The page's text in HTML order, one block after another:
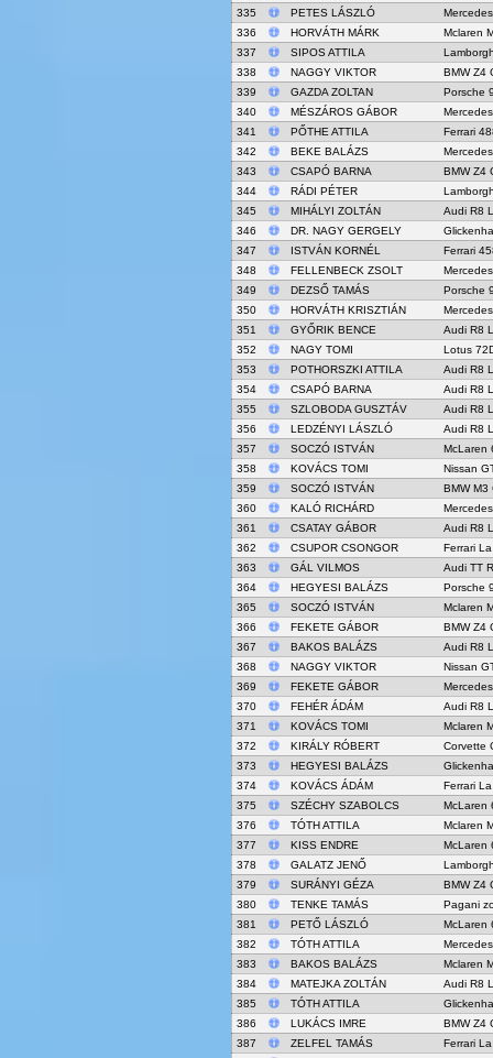
335
PETES LÁSZLÓ
336
HORVÁTH MÁRK
Mclaren
337
SIPOS ATTILA
338
NAGGY VIKTOR
BMW Z4
339
GAZDA ZOLTAN
Porsche
340
MÉSZÁROS GÁBOR
341
PŐTHE ATTILA
Ferrari
342
BEKE BALÁZS
343
CSAPÓ BARNA
BMW Z4
344
RÁDI PÉTER
345
MIHÁLYI ZOLTÁN
Audi R8
346
DR. NAGY GERGELY
347
ISTVÁN KORNÉL
Ferrari
348
FELLENBECK ZSOLT
349
DEZSŐ TAMÁS
Porsche
350
HORVÁTH KRISZTIÁN
351
GYŐRIK BENCE
Audi R8
352
NAGY TOMI
Lotus
353
POTHORSZKI ATTILA
Audi R8
354
CSAPÓ BARNA
Audi R8
355
SZLOBODA GUSZTÁV
Audi R8
356
LEDZÉNYI LÁSZLÓ
Audi R8
357
SOCZÓ ISTVÁN
McLaren
358
KOVÁCS TOMI
Nissan
359
SOCZÓ ISTVÁN
BMW M3
360
KALÓ RICHÁRD
361
CSATAY GÁBOR
Audi R8
362
CSUPOR CSONGOR
Ferrari
363
GÁL VILMOS
Audi TT
364
HEGYESI BALÁZS
Porsche
365
SOCZÓ ISTVÁN
Mclaren
366
FEKETE GÁBOR
BMW Z4
367
BAKOS BALÁZS
Audi R8
368
NAGGY VIKTOR
Nissan
369
FEKETE GÁBOR
370
FEHÉR ÁDÁM
Audi R8
371
KOVÁCS TOMI
Mclaren
372
KIRÁLY RÓBERT
Corvette
373
HEGYESI BALÁZS
374
KOVÁCS ÁDÁM
Ferrari
375
SZÉCHY SZABOLCS
McLaren
376
TÓTH ATTILA
Mclaren
377
KISS ENDRE
McLaren
378
GALATZ JENŐ
379
SURÁNYI GÉZA
BMW Z4
380
TENKE TAMÁS
Pagani
381
PETŐ LÁSZLÓ
McLaren
382
TÓTH ATTILA
383
BAKOS BALÁZS
Mclaren
384
MATEJKA ZOLTÁN
Audi R8
385
TÓTH ATTILA
386
LUKÁCS IMRE
BMW Z4
387
ZELFEL TAMÁS
Ferrari